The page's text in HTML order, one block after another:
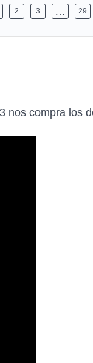
2 3 … 29
nos compra los